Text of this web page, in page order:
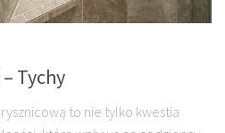
Tychy
to nie tylko kwestia